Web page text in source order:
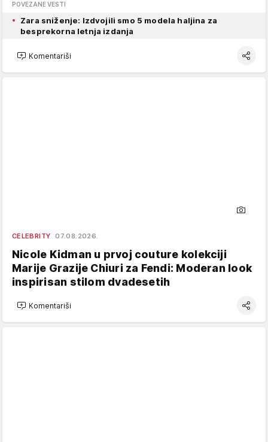
POVEZANE VESTI
Zara sniženje: Izdvojili smo 5 modela haljina za
besprekorna letnja izdanja
Komentariši
CELEBRITY 07.08.2026.
Nicole Kidman u prvoj couture kolekciji
Marije Grazije Chiuri za Fendi: Moderan look
inspirisan stilom dvadesetih
Komentariši